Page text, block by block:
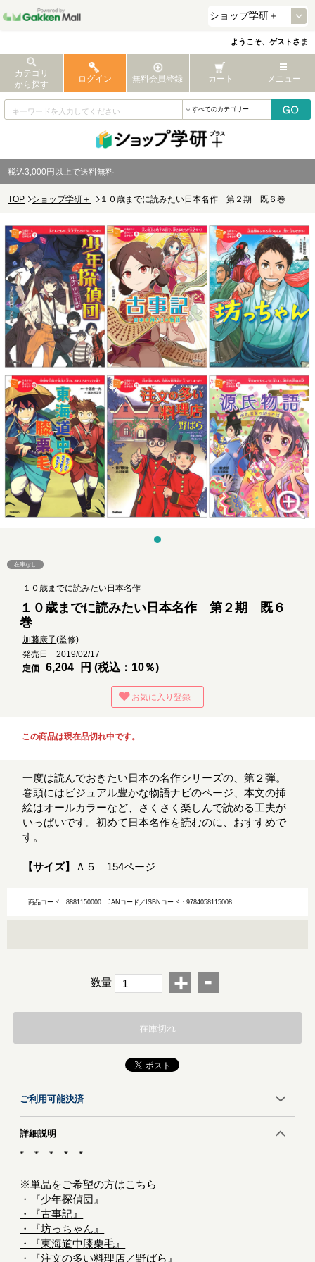
ようこそ、ゲストさま
カテゴリ
から探す
ログイン 無料会員登録 カート メニュー
税込3,000円以上で送料無料
TOP ショップ学研＋ １０歳までに読みたい日本名作 第２期 既６巻
在庫なし
１０歳までに読みたい日本名作
１０歳までに読みたい日本名作 第２期 既６
巻
加藤康子(監修)
発売日 2019/02/17
定価
6,204 円 (税込：10％)
お気に入り登録
この商品は現在品切れ中です。
一度は読んでおきたい日本の名作シリーズの、第２弾。
巻頭にはビジュアル豊かな物語ナビのページ、本文の挿
絵はオールカラーなど、さくさく楽しんで読める工夫が
いっぱいです。初めて日本名作を読むのに、おすすめで
す。
【サイズ】 Ａ５ 154ページ
商品コード：8881150000JANコード／ISBNコード：9784058115008
数量 + -
在庫切れ
ご利用可能決済
詳細説明
* * * * *
※単品をご希望の方はこちら
・『少年探偵団』
・『古事記』
・『坊っちゃん』
・『東海道中膝栗毛』
・『注文の多い料理店／野ばら』